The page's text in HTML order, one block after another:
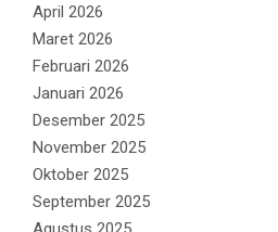
April 2026
Maret 2026
Februari 2026
Januari 2026
Desember 2025
November 2025
Oktober 2025
September 2025